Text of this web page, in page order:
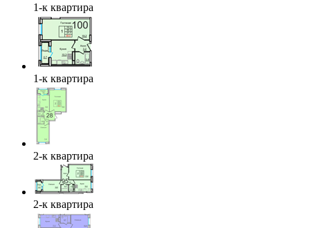
1-к квартира
1-к квартира
2-к квартира
2-к квартира